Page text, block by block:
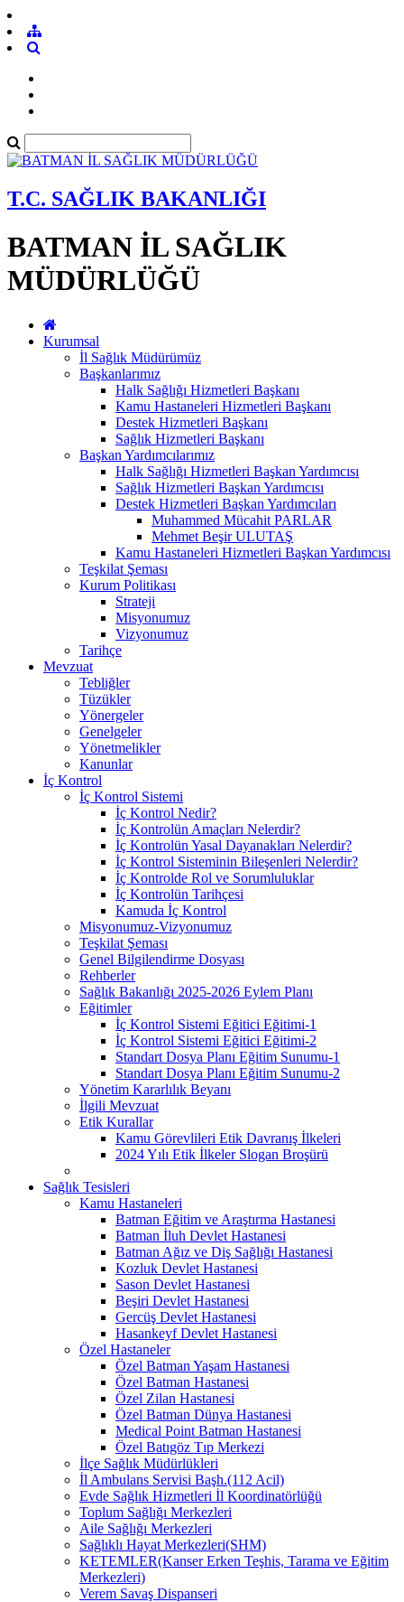
T.C. SAĞLIK BAKANLIĞI
BATMAN İL SAĞLIK
MÜDÜRLÜĞÜ
Kurumsal
İl Sağlık Müdürümüz
Başkanlarımız
Halk Sağlığı Hizmetleri Başkanı
Kamu Hastaneleri Hizmetleri Başkanı
Destek Hizmetleri Başkanı
Sağlık Hizmetleri Başkanı
Başkan Yardımcılarımız
Halk Sağlığı Hizmetleri Başkan Yardımcısı
Sağlık Hizmetleri Başkan Yardımcısı
Destek Hizmetleri Başkan Yardımcıları
Muhammed Mücahit PARLAR
Mehmet Beşir ULUTAŞ
Kamu Hastaneleri Hizmetleri Başkan Yardımcısı
Teşkilat Şeması
Kurum Politikası
Strateji
Misyonumuz
Vizyonumuz
Tarihçe
Mevzuat
Tebliğler
Tüzükler
Yönergeler
Genelgeler
Yönetmelikler
Kanunlar
İç Kontrol
İç Kontrol Sistemi
İç Kontrol Nedir?
İç Kontrolün Amaçları Nelerdir?
İç Kontrolün Yasal Dayanakları Nelerdir?
İç Kontrol Sisteminin Bileşenleri Nelerdir?
İç Kontrolde Rol ve Sorumluluklar
İç Kontrolün Tarihçesi
Kamuda İç Kontrol
Misyonumuz-Vizyonumuz
Teşkilat Şeması
Genel Bilgilendirme Dosyası
Rehberler
Sağlık Bakanlığı 2025-2026 Eylem Planı
Eğitimler
İç Kontrol Sistemi Eğitici Eğitimi-1
İç Kontrol Sistemi Eğitici Eğitimi-2
Standart Dosya Planı Eğitim Sunumu-1
Standart Dosya Planı Eğitim Sunumu-2
Yönetim Kararlılık Beyanı
İlgili Mevzuat
Etik Kurallar
Kamu Görevlileri Etik Davranış İlkeleri
2024 Yılı Etik İlkeler Slogan Broşürü
Sağlık Tesisleri
Kamu Hastaneleri
Batman Eğitim ve Araştırma Hastanesi
Batman İluh Devlet Hastanesi
Batman Ağız ve Diş Sağlığı Hastanesi
Kozluk Devlet Hastanesi
Sason Devlet Hastanesi
Beşiri Devlet Hastanesi
Gercüş Devlet Hastanesi
Hasankeyf Devlet Hastanesi
Özel Hastaneler
Özel Batman Yaşam Hastanesi
Özel Batman Hastanesi
Özel Zilan Hastanesi
Özel Batman Dünya Hastanesi
Medical Point Batman Hastanesi
Özel Batıgöz Tıp Merkezi
İlçe Sağlık Müdürlükleri
İl Ambulans Servisi Başh.(112 Acil)
Evde Sağlık Hizmetleri İl Koordinatörlüğü
Toplum Sağlığı Merkezleri
Aile Sağlığı Merkezleri
Sağlıklı Hayat Merkezleri(SHM)
KETEMLER(Kanser Erken Teşhis, Tarama ve Eğitim
Merkezleri)
Verem Savaş Dispanseri